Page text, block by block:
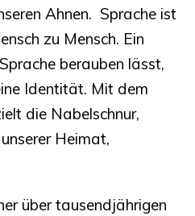
Ahnen. Sprache ist
zu Mensch. Ein
berauben lässt,
Identität. Mit dem
die Nabelschnur,
Heimat,
über tausendjährigen